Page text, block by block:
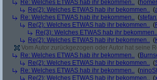
Re: Welches ETWAS hab ihr bekommen.. (
Re(2): Welches ETWAS hab ihr bekommen.. (
Re: Welches ETWAS hab ihr bekommen.. (
Re(2): Welches ETWAS hab ihr bekommen.. (
Re(3): Welches ETWAS hab ihr bekommen..
Re(2): Welches ETWAS hab ihr bekommen.. (
Vom Autor zurückgezogen oder Autor hat seine
Re: Welches ETWAS hab ihr bekommen.. (
Re(2): Welches ETWAS hab ihr bekommen.. (
Re: Welches ETWAS hab ihr bekommen.. (
Re(2): Welches ETWAS hab ihr bekommen.. (